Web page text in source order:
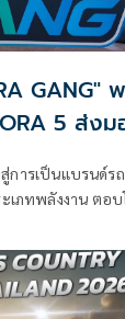
GANG"
5 ส่งม
สู่การเป็นแบรนด์
ทพลังงาน ตอบ